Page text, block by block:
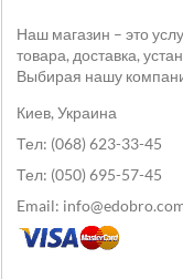
Наш магазин – это
товара, доставка,
Выбирая нашу
Киев, Украина
Тел: (068) 623-33-45
Тел: (050) 695-57-45
Email: